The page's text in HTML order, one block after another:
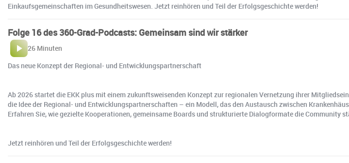
Einkaufsgemeinschaften im Gesundheitswesen. Jetzt reinhören und Teil der Erfolgsgeschichte werden!
Folge 16 des 360-Grad-Podcasts: Gemeinsam sind wir stärker
26 Minuten
Das neue Konzept der Regional- und Entwicklungspartnerschaft
Ab 2026 startet die EKK plus mit einem zukunftsweisenden Konzept zur regionalen Vernetzung ihrer
die Idee der Regional- und Entwicklungspartnerschaften – ein Modell, das den Austausch zwischen
Erfahren Sie, wie gezielte Kooperationen, gemeinsame Boards und strukturierte Dialogformate die Community
Jetzt reinhören und Teil der Erfolgsgeschichte werden!